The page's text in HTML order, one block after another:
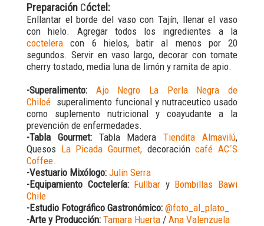
Preparación Cóctel:
Enllantar el borde del vaso con Tajín, llenar el vaso
con hielo. Agregar todos los ingredientes a la
coctelera con 6 hielos, batir al menos por 20
segundos. Servir en vaso largo, decorar con tomate
cherry tostado, media luna de limón y ramita de apio.
-Superalimento: Ajo Negro La Perla Negra de
Chiloé superalimento funcional y nutraceutico usado
como suplemento nutricional y coayudante a la
prevención de enfermedades.
-Tabla Gourmet:Tabla MaderaTiendita Almavilú,
Quesos La Picada Gourmet, decoracióncafé AC´S
Coffee.
-Vestuario Mixólogo: Julin Serra
-Equipamiento Coctelería: Fullbar yBombillas Bawi
Chile
-Estudio Fotográfico Gastronómico: @foto_al_plato_
-Arte y Producción: Tamara Huerta / Ana Valenzuela